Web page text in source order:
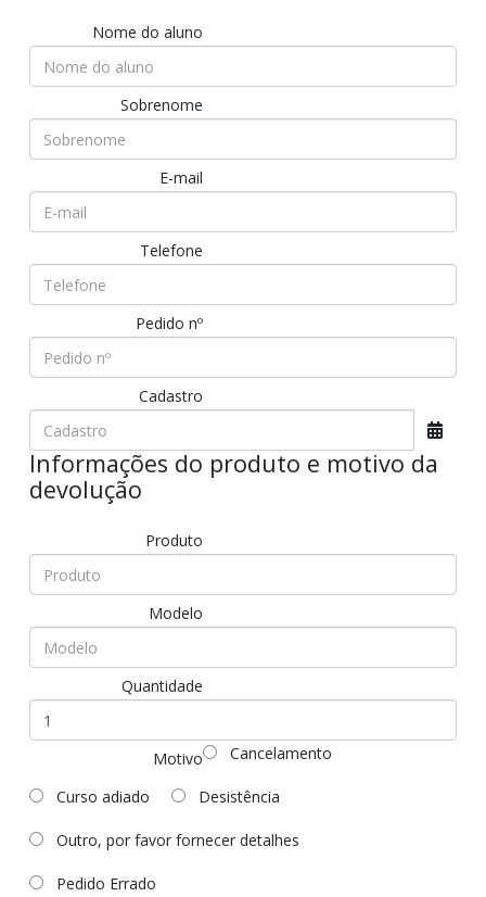
Nome do aluno
Sobrenome
E-mail
Telefone
Pedido nº
Cadastro
Informações do produto e motivo da
devolução
Produto
Modelo
Quantidade
Motivo Cancelamento
Curso adiado Desistência
Outro, por favor fornecer detalhes
Pedido Errado